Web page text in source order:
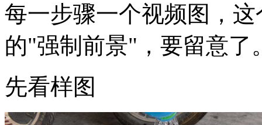
每一步骤一个视频图，
的"强制前景"，要留意了
先看样图